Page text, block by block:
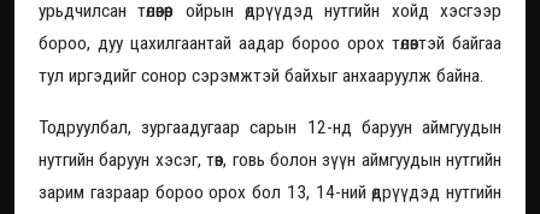
урьдчилсан төлөвөөр ойрын өдрүүдэд нутгийн хойд хэсгээр
бороо, дуу цахилгаантай аадар бороо орох төлөвтэй байгаа
тул иргэдийг сонор сэрэмжтэй байхыг анхааруулж байна.
Тодруулбал, зургаадугаар сарын 12-нд баруун аймгуудын
нутгийн баруун хэсэг, төв, говь болон зүүн аймгуудын нутгийн
зарим газраар бороо орох бол 13, 14-ний өдрүүдэд нутгийн